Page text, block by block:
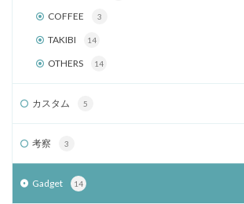
COFFEE 3
TAKIBI 14
OTHERS 14
カスタム 5
考察 3
Gadget 14